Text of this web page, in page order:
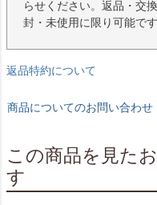
らせください。返品・交
封・未使用に限り可能です
返品特約について
商品についてのお問い合わせ
この商品を見た
す